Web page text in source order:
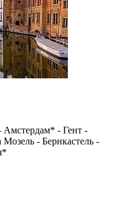
Амстердам* - Гент -
- Бернкастель -